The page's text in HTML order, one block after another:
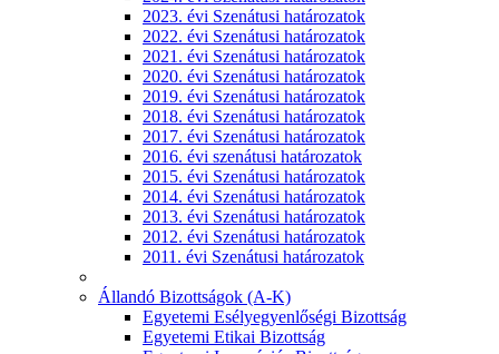
2023. évi Szenátusi határozatok
2022. évi Szenátusi határozatok
2021. évi Szenátusi határozatok
2020. évi Szenátusi határozatok
2019. évi Szenátusi határozatok
2018. évi Szenátusi határozatok
2017. évi Szenátusi határozatok
2016. évi szenátusi határozatok
2015. évi Szenátusi határozatok
2014. évi Szenátusi határozatok
2013. évi Szenátusi határozatok
2012. évi Szenátusi határozatok
2011. évi Szenátusi határozatok
Állandó Bizottságok (A-K)
Egyetemi Esélyegyenlőségi Bizottság
Egyetemi Etikai Bizottság